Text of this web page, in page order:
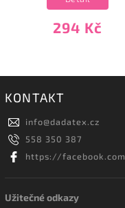
294 Kč
KONTAKT
info@dadatex.cz
558 350 387
https://
Užitečné odkazy